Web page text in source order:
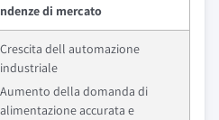
di mercato
Crescita dell automazione
industriale
Aumento della domanda di
alimentazione accurata e